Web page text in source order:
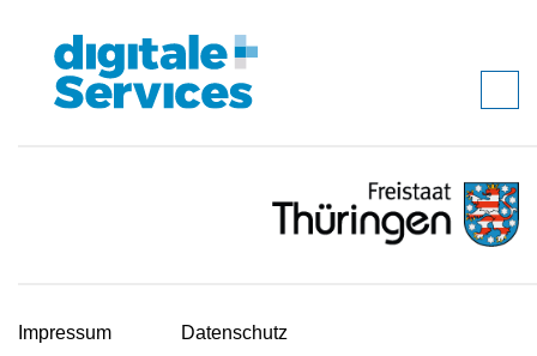
Impressum Datenschutz